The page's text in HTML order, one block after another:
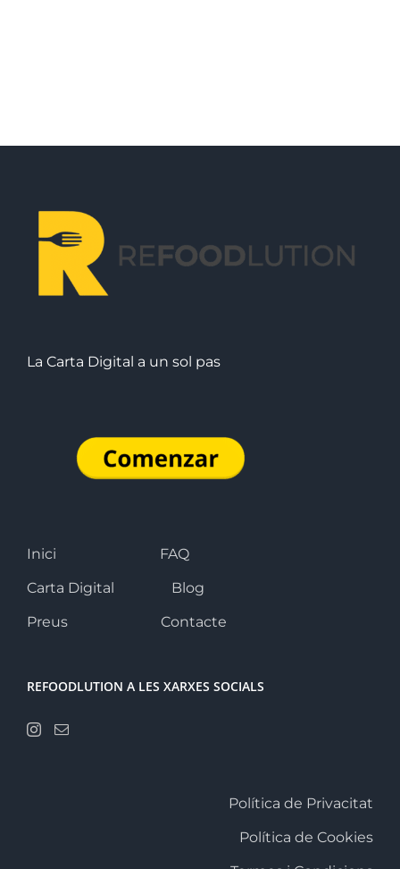
La Carta Digital a un sol pas
Inici
FAQ
Carta Digital
Blog
Preus
Contacte
REFOODLUTION A LES XARXES SOCIALS
Política de Privacitat
Política de Cookies